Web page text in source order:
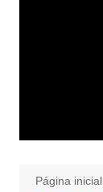
Página inicial